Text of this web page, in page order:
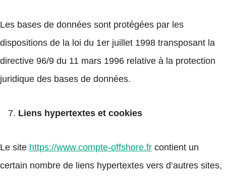
Les bases de données sont protégées par les
dispositions de la loi du 1er juillet 1998 transposant la
directive 96/9 du 11 mars 1996 relative à la protection
juridique des bases de données.
Liens hypertextes et cookies
Le site https://www.compte-offshore.fr contient un
certain nombre de liens hypertextes vers d’autres sites,